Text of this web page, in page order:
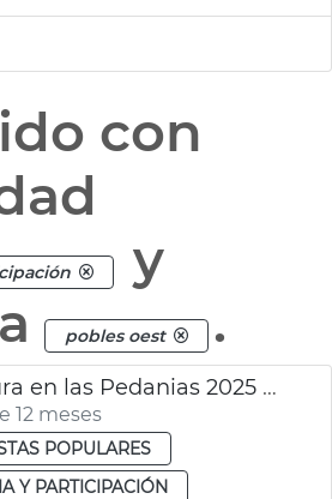
con
y
pobles oest .
Balance Cultura en las Pedanias 2025 Ayuntamiento València
12 meses
POPULARES
Y PARTICIPACIÓN